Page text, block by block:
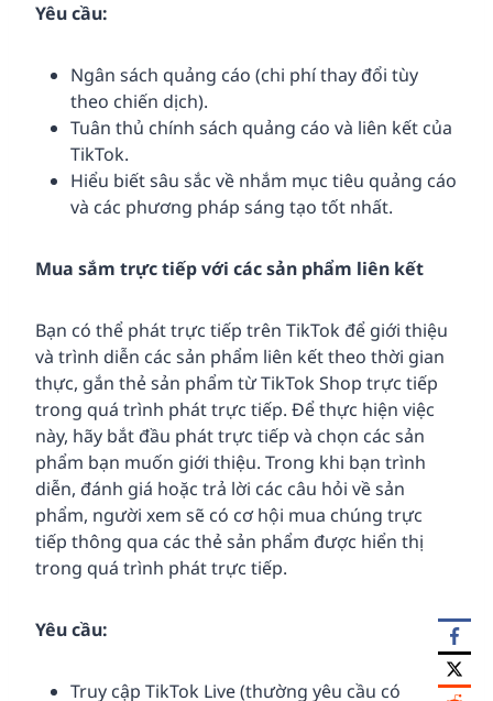
Yêu cầu:
Ngân sách quảng cáo (chi phí thay đổi tùy
theo chiến dịch).
Tuân thủ chính sách quảng cáo và liên kết của
TikTok.
Hiểu biết sâu sắc về nhắm mục tiêu quảng cáo
và các phương pháp sáng tạo tốt nhất.
Mua sắm trực tiếp với các sản phẩm liên kết
Bạn có thể phát trực tiếp trên TikTok để giới thiệu
và trình diễn các sản phẩm liên kết theo thời gian
thực, gắn thẻ sản phẩm từ TikTok Shop trực tiếp
trong quá trình phát trực tiếp. Để thực hiện việc
này, hãy bắt đầu phát trực tiếp và chọn các sản
phẩm bạn muốn giới thiệu. Trong khi bạn trình
diễn, đánh giá hoặc trả lời các câu hỏi về sản
phẩm, người xem sẽ có cơ hội mua chúng trực
tiếp thông qua các thẻ sản phẩm được hiển thị
trong quá trình phát trực tiếp.
Yêu cầu:
Truy cập TikTok Live (thường yêu cầu có